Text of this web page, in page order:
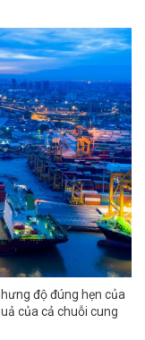
độ đúng hẹn của
của cả chuỗi cung